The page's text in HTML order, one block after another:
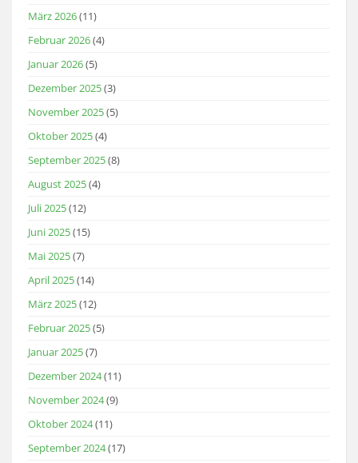
März 2026(11)
Februar 2026(4)
Januar 2026(5)
Dezember 2025(3)
November 2025(5)
Oktober 2025(4)
September 2025(8)
August 2025(4)
Juli 2025(12)
Juni 2025(15)
Mai 2025(7)
April 2025(14)
März 2025(12)
Februar 2025(5)
Januar 2025(7)
Dezember 2024(11)
November 2024(9)
Oktober 2024(11)
September 2024(17)